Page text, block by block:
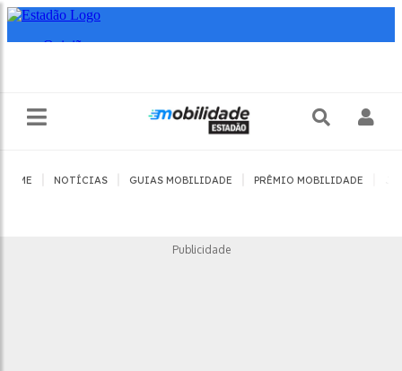
HOME NOTÍCIAS GUIAS MOBILIDADE PRÊMIO MOBILIDADE
Publicidade